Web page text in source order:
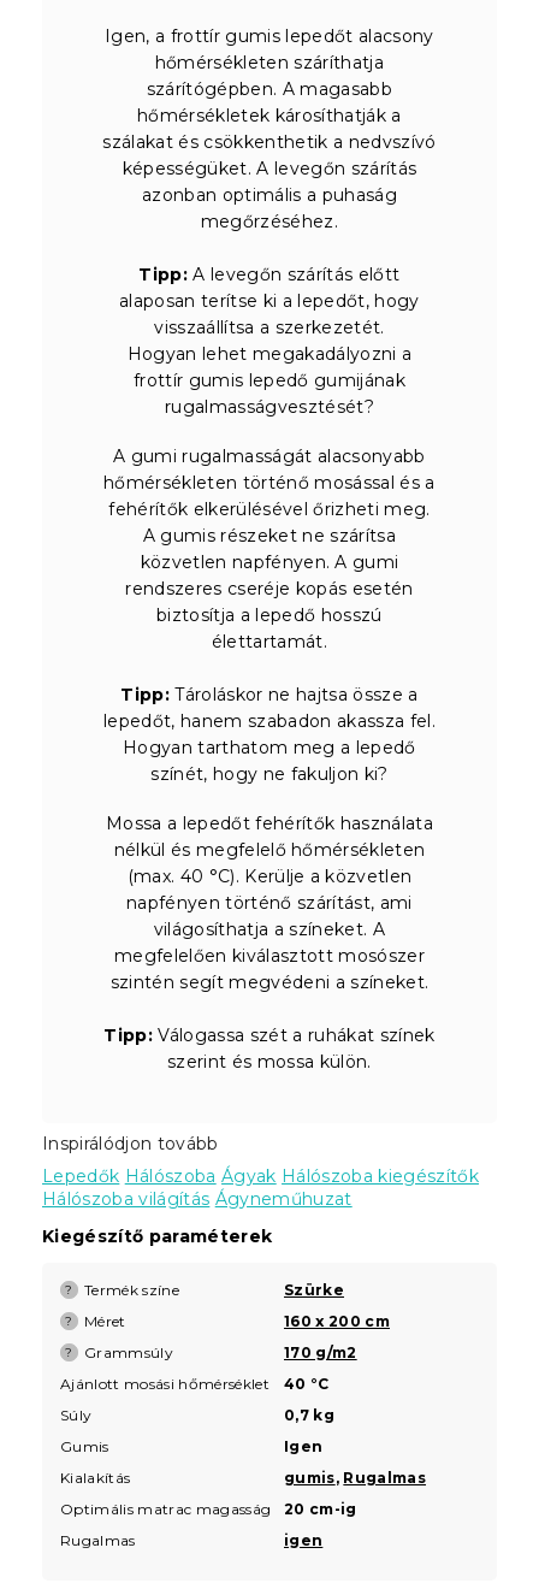
Igen, a frottír gumis lepedőt alacsony
hőmérsékleten száríthatja
szárítógépben. A magasabb
hőmérsékletek károsíthatják a
szálakat és csökkenthetik a nedvszívó
képességüket. A levegőn szárítás
azonban optimális a puhaság
megőrzéséhez.
Tipp: A levegőn szárítás előtt
alaposan terítse ki a lepedőt, hogy
visszaállítsa a szerkezetét.
Hogyan lehet megakadályozni a
frottír gumis lepedő gumijának
rugalmasságvesztését?
A gumi rugalmasságát alacsonyabb
hőmérsékleten történő mosással és a
fehérítők elkerülésével őrizheti meg.
A gumis részeket ne szárítsa
közvetlen napfényen. A gumi
rendszeres cseréje kopás esetén
biztosítja a lepedő hosszú
élettartamát.
Tipp: Tároláskor ne hajtsa össze a
lepedőt, hanem szabadon akassza fel.
Hogyan tarthatom meg a lepedő
színét, hogy ne fakuljon ki?
Mossa a lepedőt fehérítők használata
nélkül és megfelelő hőmérsékleten
(max. 40 °C). Kerülje a közvetlen
napfényen történő szárítást, ami
világosíthatja a színeket. A
megfelelően kiválasztott mosószer
szintén segít megvédeni a színeket.
Tipp: Válogassa szét a ruhákat színek
szerint és mossa külön.
Inspirálódjon tovább
Lepedők Hálószoba Ágyak Hálószoba kiegészítők
Hálószoba világítás Ágyneműhuzat
Kiegészítő paraméterek
? Termék színe Szürke
? Méret 160 x 200 cm
? Grammsúly
170 g/m2
Ajánlott mosási hőmérséklet
40 °C
Súly
0,7 kg
Gumis
Igen
Kialakítás
gumis, Rugalmas
Optimális matrac magasság
20 cm-ig
Rugalmas
igen